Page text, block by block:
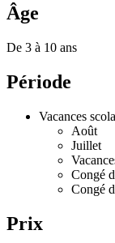
Âge
De 3 à 10 ans
Période
Vacances
Août
Juillet
Congé
Congé
Prix